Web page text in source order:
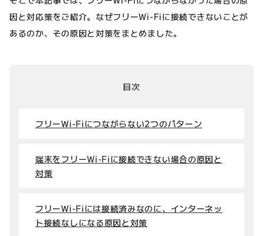
因と対応策をご紹介。なぜフリーWi-Fiに接続できないことが
あるのか、その原因と対策をまとめました。
目次
フリーWi-Fiにつながらない2つのパターン
端末をフリーWi-Fiに接続できない場合の原因と
対策
フリーWi-Fiには接続済みなのに、インターネッ
ト接続なしになる原因と対策